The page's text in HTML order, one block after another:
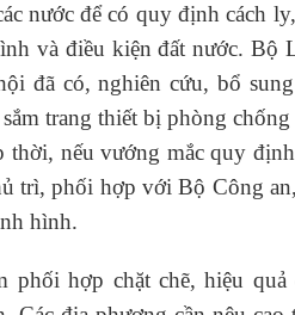
nước để có quy định cách
và điều kiện đất nước. Bộ
đã có, nghiên cứu, bổ
trang thiết bị phòng chống
nếu vướng mắc quy
trì, phối hợp với Bộ Công
hình.
phối hợp chặt chẽ, hiệu